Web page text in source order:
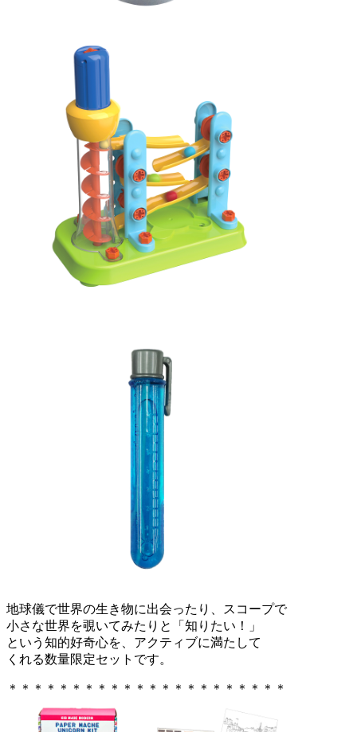
地球儀で世界の生き物に出会ったり、スコープで
小さな世界を覗いてみたりと「知りたい！」
という知的好奇心を、アクティブに満たして
くれる数量限定セットです。
＊＊＊＊＊＊＊＊＊＊＊＊＊＊＊＊＊＊＊＊＊＊